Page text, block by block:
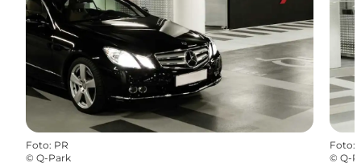
Foto: PR
© Q-Park
Foto:
© Q-